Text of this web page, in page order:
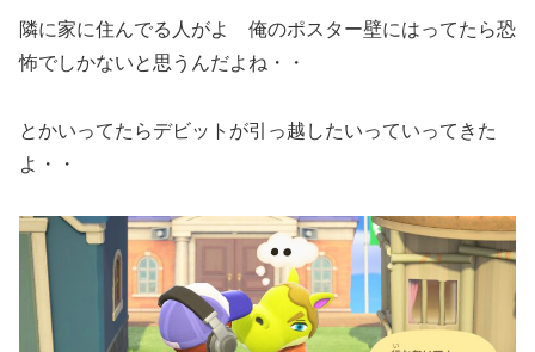
隣に家に住んでる人がよ 俺のポスター壁にはってたら恐
怖でしかないと思うんだよね・・
とかいってたらデビットが引っ越したいっていってきた
よ・・